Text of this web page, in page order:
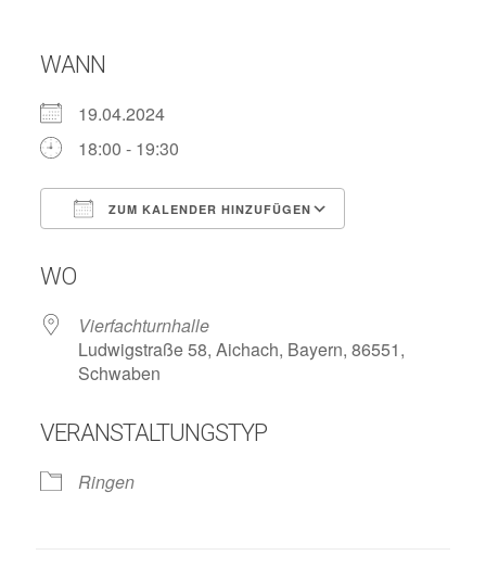
WANN
19.04.2024
18:00 - 19:30
ZUM KALENDER HINZUFÜGEN
WO
Vierfachturnhalle
Ludwigstraße 58, Aichach, Bayern, 86551,
Schwaben
VERANSTALTUNGSTYP
Ringen